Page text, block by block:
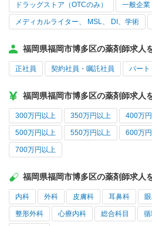
ドラッグストア（OTCのみ） 一般企業
メディカルライター、 MSL、 DI、学術
福岡県福岡市博多区の薬剤師求人
正社員 契約社員・嘱託社員 パート
福岡県福岡市博多区の薬剤師求人
300万円以上 350万円以上 400万
500万円以上 550万円以上 600万
700万円以上
福岡県福岡市博多区の薬剤師求人
内科 外科 皮膚科 耳鼻科
整形外科 心療内科 総合科目